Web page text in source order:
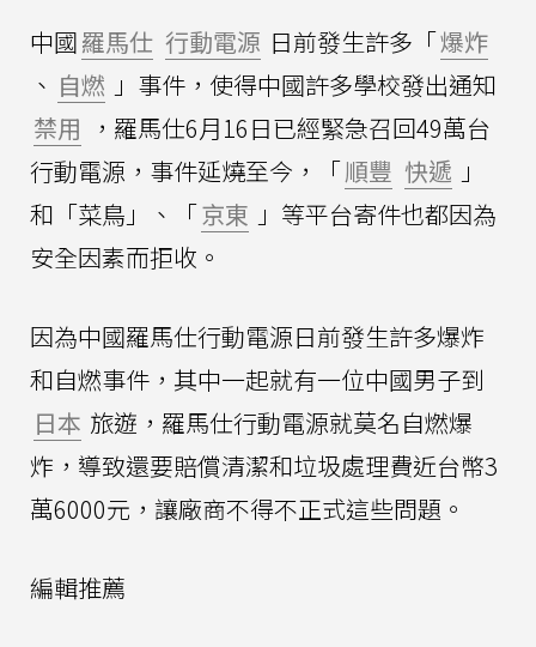
中國羅馬仕 行動電源 日前發生許多「爆炸
、 自燃 」事件，使得中國許多學校發出通知
禁用 ，羅馬仕6月16日已經緊急召回49萬台
行動電源，事件延燒至今，「順豐 快遞 」
和「菜鳥」、「京東 」等平台寄件也都因為
安全因素而拒收。
因為中國羅馬仕行動電源日前發生許多爆炸
和自燃事件，其中一起就有一位中國男子到
日本 旅遊，羅馬仕行動電源就莫名自燃爆
炸，導致還要賠償清潔和垃圾處理費近台幣3
萬6000元，讓廠商不得不正式這些問題。
編輯推薦